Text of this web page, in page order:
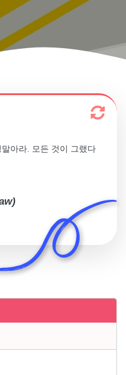
아라. 모든 것이 그랬다